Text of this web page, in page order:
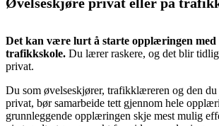
Det kan være lurt å starte opplæringen med
trafikkskole. Du lærer raskere, og det blir
privat.
Du som øvelseskjører, trafikklæreren og den du
privat, bør samarbeide tett gjennom hele
grunnleggende opplæringen skje mest mulig